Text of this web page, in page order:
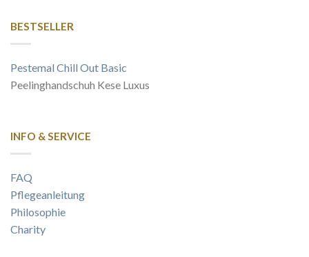
BESTSELLER
Pestemal Chill Out Basic
Peelinghandschuh Kese Luxus
INFO & SERVICE
FAQ
Pflegeanleitung
Philosophie
Charity